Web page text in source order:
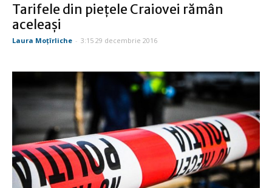
Tarifele din pieţele Craiovei rămân
aceleaşi
Laura Moţîrliche - 3:15 29 decembrie 2016